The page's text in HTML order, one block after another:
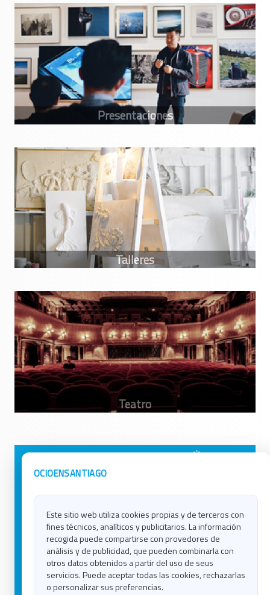
OCIOENSANTIAGO
Este sitio web utiliza cookies propias y de terceros con
fines técnicos, analíticos y publicitarios. La información
recogida puede compartirse con provedores de
análisis y de publicidad, que pueden combinarla con
otros datos obtenidos a partir del uso de seus
servicios. Puede aceptar todas las cookies, rechazarlas
o personalizar sus preferencias.
Avisos Legales
Contacto
Política de Cookies
Ocio en Lugo
Ocio en Ourense
Ocio en Pontevedra
Ocio en Santiago
Ocio en Vigo
Blog